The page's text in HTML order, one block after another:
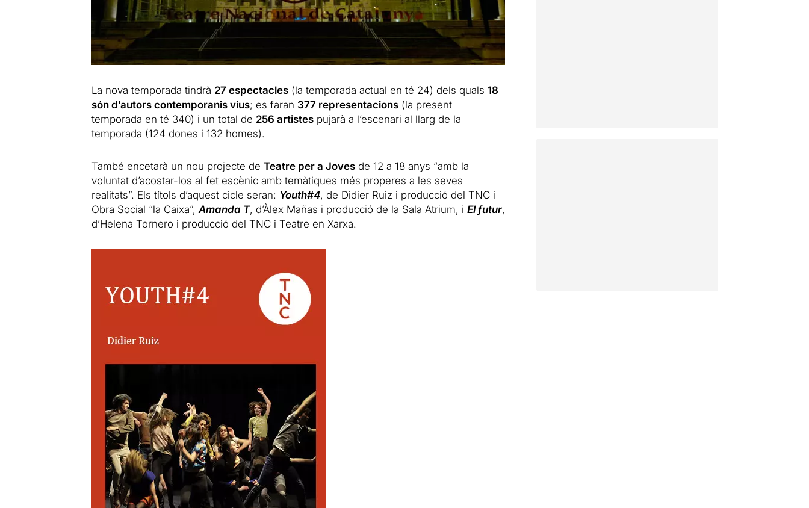
La nova temporada tindrà 27 espectacles(la temporada actual en té 24) dels quals 18
són d’autors contemporanis vius; es faran 377 representacions(la present
temporada en té 340) i un total de 256 artistespujarà a l’escenari al llarg de la
temporada (124 dones i 132 homes).
També encetarà un nou projecte de Teatre per a Jovesde 12 a 18 anys “amb la
voluntat d’acostar-los al fet escènic amb temàtiques més properes a les seves
realitats”. Els títols d’aquest cicle seran: Youth#4, de Didier Ruiz i producció del TNC i
Obra Social “la Caixa”,Amanda T, d’Àlex Mañas i producció de la Sala Atrium, i El futur,
d’Helena Tornero i producció del TNC i Teatre en Xarxa.